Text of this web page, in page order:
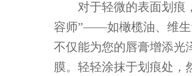
对于轻微的表面划痕
容师”——如橄榄油、维生
不仅能为您的唇膏增添光
膜。轻轻涂抹于划痕处，